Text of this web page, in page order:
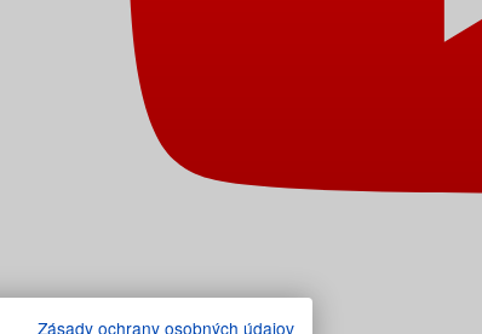
Zásady ochrany osobných údajov